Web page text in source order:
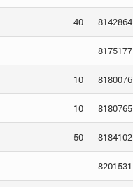
40 8142864
8175177
10 8180076
10 8180765
50 8184102
8201531